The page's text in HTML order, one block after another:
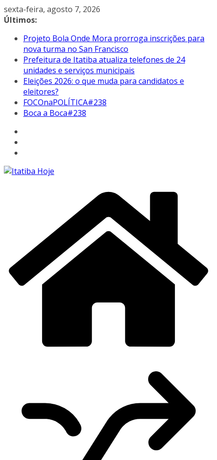
Pular
para
conteúdo
sexta-feira, agosto 7, 2026
Últimos:
Projeto Bola Onde Mora prorroga inscrições para
nova turma no San Francisco
Prefeitura de Itatiba atualiza telefones de 24
unidades e serviços municipais
Eleições 2026: o que muda para candidatos e
eleitores?
FOCOnaPOLÍTICA#238
Boca a Boca#238